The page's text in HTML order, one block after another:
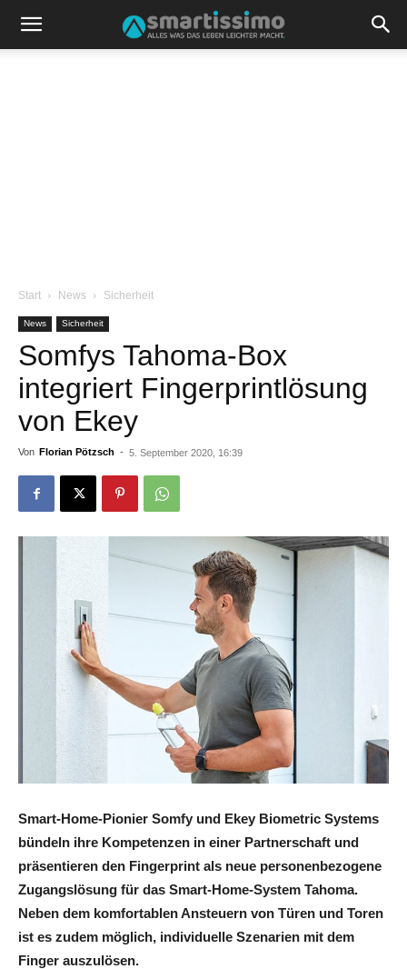
Start News Sicherheit
News Sicherheit
Somfys Tahoma-Box
integriert Fingerprintlösung
von Ekey
Von Florian Pötzsch - 5. September 2020, 16:39
Smart-Home-Pionier Somfy und Ekey Biometric Systems
bündeln ihre Kompetenzen in einer Partnerschaft und
präsentieren den Fingerprint als neue personenbezogene
Zugangslösung für das Smart-Home-System Tahoma.
Neben dem komfortablen Ansteuern von Türen und Toren
ist es zudem möglich, individuelle Szenarien mit dem
Finger auszulösen.